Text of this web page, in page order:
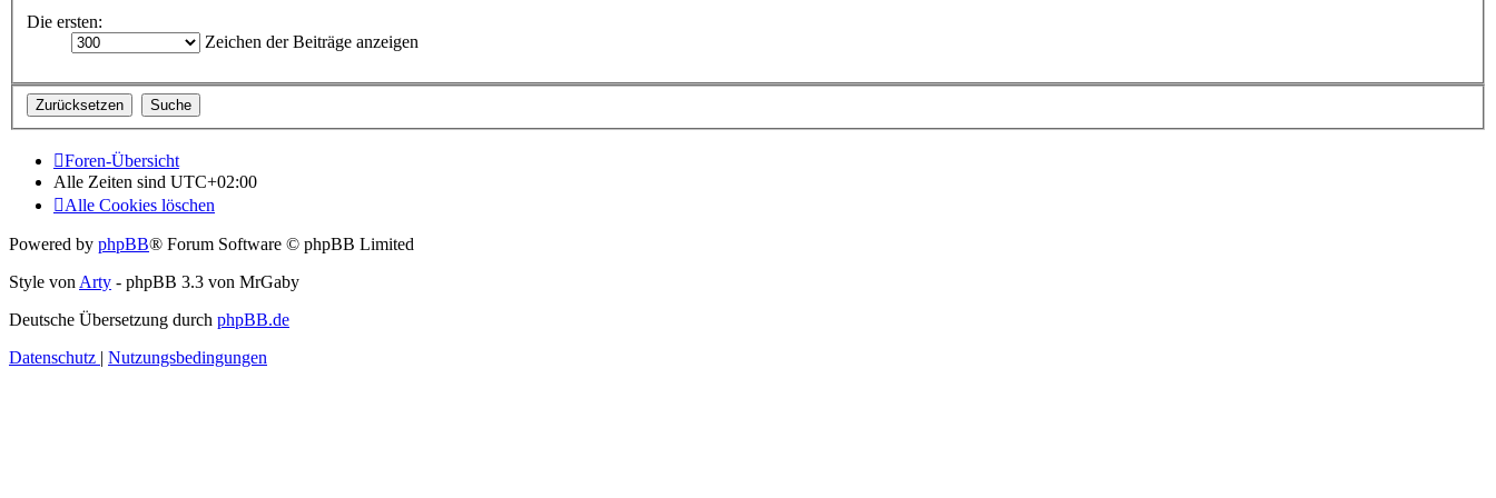
Die ersten:
Zeichen der Beiträge anzeigen
Foren-Übersicht
Alle Zeiten sind UTC+02:00
Alle Cookies löschen
Powered by phpBB® Forum Software © phpBB Limited
Style von Arty - phpBB 3.3 von MrGaby
Deutsche Übersetzung durch phpBB.de
Datenschutz | Nutzungsbedingungen